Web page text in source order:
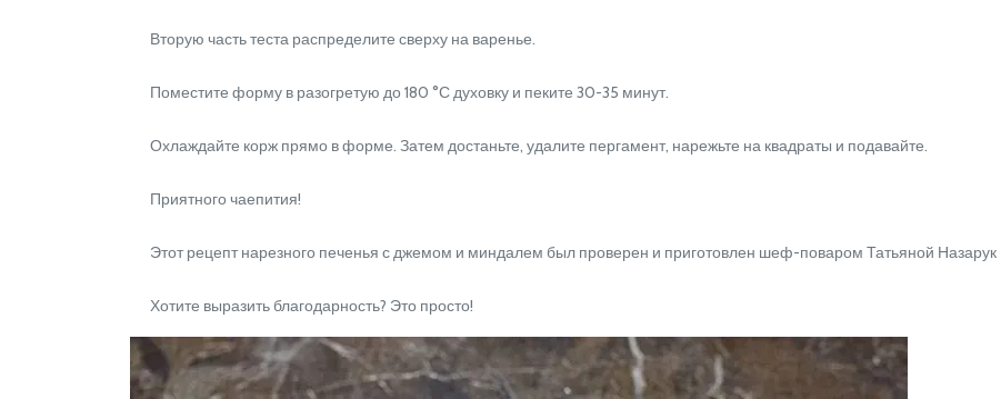
Вторую часть теста распределите сверху на варенье.
Поместите форму в разогретую до 180 °С духовку и пеките 30-35 минут.
Охлаждайте корж прямо в форме. Затем достаньте, удалите пергамент, нарежьте на квадраты и подавайте.
Приятного чаепития!
Этот рецепт нарезного печенья с джемом и миндалем был проверен и приготовлен шеф-поваром Татьяной Назарук
Хотите выразить благодарность? Это просто!